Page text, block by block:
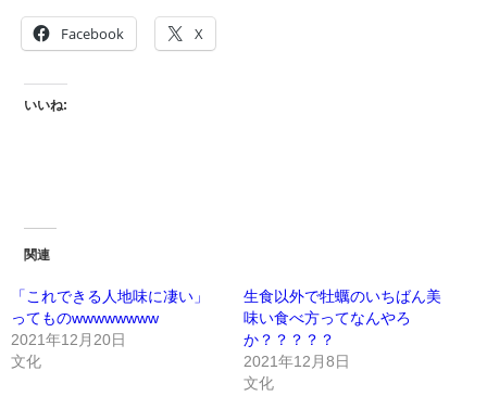
Facebook X
いいね:
関連
「これできる人地味に凄い」
ってものwwwwwwww
2021年12月20日
文化
生食以外で牡蠣のいちばん美
味い食べ方ってなんやろ
か？？？？？
2021年12月8日
文化